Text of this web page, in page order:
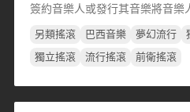
簽約音樂人或發行其音樂將音樂
另類搖滾 巴西音樂 夢幻流行
獨立搖滾
流行搖滾 前衛搖滾